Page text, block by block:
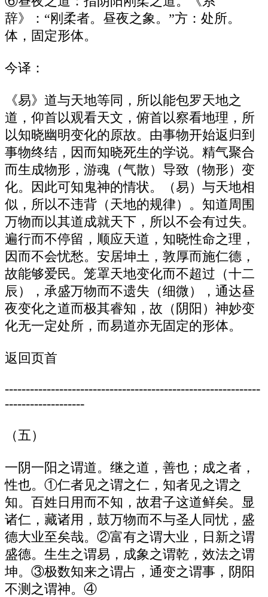
辞》：“刚柔者。昼夜之象。”方：处所。
体，固定形体。
今译：
《易》道与天地等同，所以能包罗天地之
道，仰首以观看天文，俯首以察看地理，所
以知晓幽明变化的原故。由事物开始返归到
事物终结，因而知晓死生的学说。精气聚合
而生成物形，游魂（气散）导致（物形）变
化。因此可知鬼神的情状。（易）与天地相
似，所以不违背（天地的规律）。知道周围
万物而以其道成就天下，所以不会有过失。
遍行而不停留，顺应天道，知晓性命之理，
因而不会忧愁。安居坤土，敦厚而施仁德，
故能够爱民。笼罩天地变化而不超过（十二
辰），承盛万物而不遗失（细微），通达昼
夜变化之道而极其睿知，故（阴阳）神妙变
化无一定处所，而易道亦无固定的形体。
返回页首
-------------------------------------------------------------
-------------------
（五）
一阴一阳之谓道。继之道，善也；成之者，
性也。①仁者见之谓之仁，知者见之谓之
知。百姓日用而不知，故君子这道鲜矣。显
诸仁，藏诸用，鼓万物而不与圣人同忧，盛
德大业至矣哉。②富有之谓大业，日新之谓
盛德。生生之谓易，成象之谓乾，效法之谓
坤。③极数知来之谓占，通变之谓事，阴阳
不测之谓神。④